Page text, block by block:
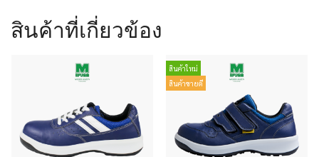
สินค้าที่เกี่ยวข้อง
สินค้าใหม่
สินค้าขายดี